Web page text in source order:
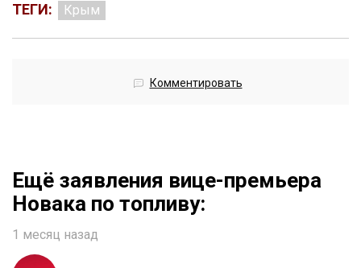
ТЕГИ: Крым
Комментировать
Ещё заявления вице-премьера
Новака по топливу:
1 месяц назад